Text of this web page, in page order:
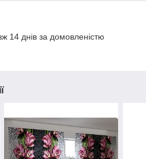
14 днів за домовленістю